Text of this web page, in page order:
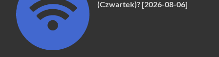
(Czwartek)? [2026-08-06]